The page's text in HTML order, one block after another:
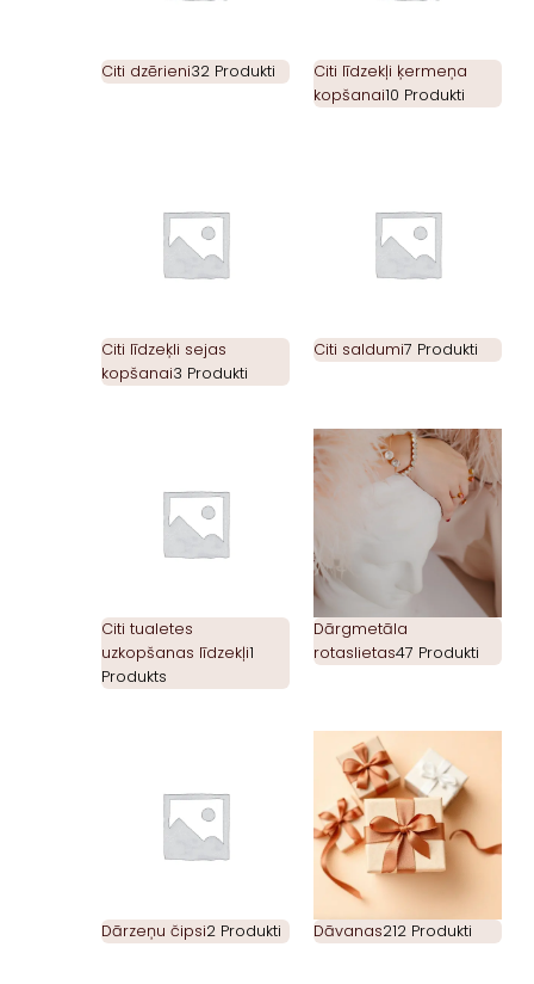
Citi dzērieni32 Produkti
Citi līdzekļi ķermeņa
kopšanai10 Produkti
Citi līdzeķli sejas
kopšanai3 Produkti
Citi saldumi7 Produkti
Citi tualetes
uzkopšanas līdzekļi1
Produkts
Dārgmetāla
rotaslietas47 Produkti
Dārzeņu čipsi2 Produkti Dāvanas212 Produkti